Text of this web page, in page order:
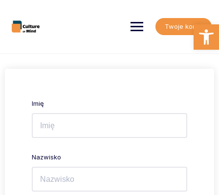
content
Twoje konto
Imię
Nazwisko